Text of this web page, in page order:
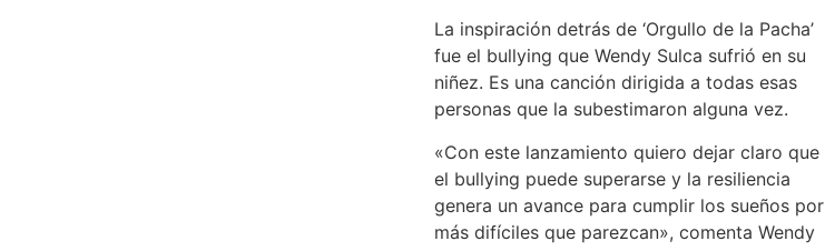
La inspiración detrás de ‘Orgullo de la Pacha’
fue el bullying que Wendy Sulca sufrió en su
niñez. Es una canción dirigida a todas esas
personas que la subestimaron alguna vez.
«Con este lanzamiento quiero dejar claro que
el bullying puede superarse y la resiliencia
genera un avance para cumplir los sueños por
más difíciles que parezcan», comenta Wendy